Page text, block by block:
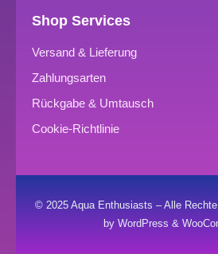
Shop Services
Versand & Lieferung
Zahlungsarten
Rückgabe & Umtausch
Cookie-Richtlinie
© 2025 Aqua Enthusiasts – Alle
by WordPress &